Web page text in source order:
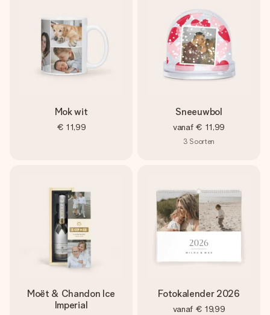
Mok wit
€ 11,99
Sneeuwbol
vanaf € 11,99
3 Soorten
Moët & Chandon Ice
Imperial
Fotokalender 2026
vanaf € 19,99